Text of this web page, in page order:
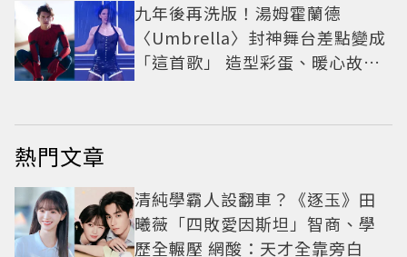
九年後再洗版！湯姆霍蘭德
〈Umbrella〉封神舞台差點變成
「這首歌」 造型彩蛋、暖心故事
熱門文章
清純學霸人設翻車？《逐玉》田
曦薇「四敗愛因斯坦」智商、學
歷全輾壓 網酸：天才全靠旁白